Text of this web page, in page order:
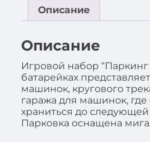
Описание
Описание
Игровой набор
батарейках
машинок, кругового
гаража для машинок, где
храниться до
Парковка оснащена